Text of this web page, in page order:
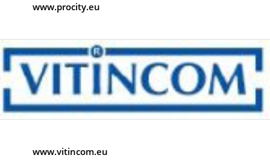
www.procity.eu
www.vitincom.eu